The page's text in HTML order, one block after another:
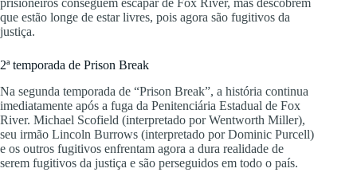
prisioneiros conseguem escapar de Fox River, mas descobrem
que estão longe de estar livres, pois agora são fugitivos da
justiça.
2ª temporada de Prison Break
Na segunda temporada de “Prison Break”, a história continua
imediatamente após a fuga da Penitenciária Estadual de Fox
River. Michael Scofield (interpretado por Wentworth Miller),
seu irmão Lincoln Burrows (interpretado por Dominic Purcell)
e os outros fugitivos enfrentam agora a dura realidade de
serem fugitivos da justiça e são perseguidos em todo o país.